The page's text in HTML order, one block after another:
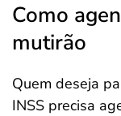
Como
mutirão
Quem deseja
INSS precisa